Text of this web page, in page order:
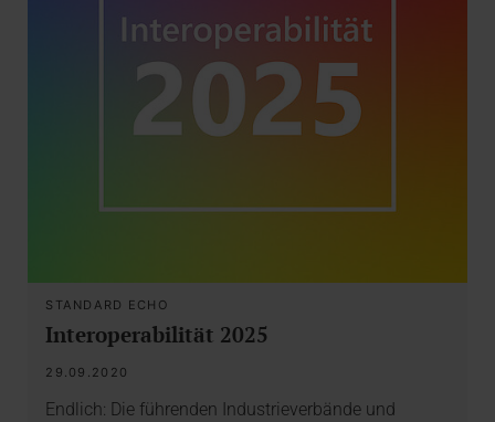
STANDARD ECHO
Interoperabilität 2025
29.09.2020
Endlich: Die führenden Industrieverbände und